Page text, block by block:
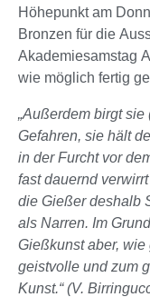
Höhepunkt am
Bronzen für die
Akademiesamstag
wie möglich fertig
„Außerdem birgt
Gefahren, sie hält
in der Furcht vor
fast dauernd
die Gießer deshalb
als Narren. Im
Gießkunst aber,
geistvolle und zum
Kunst.“ (V.